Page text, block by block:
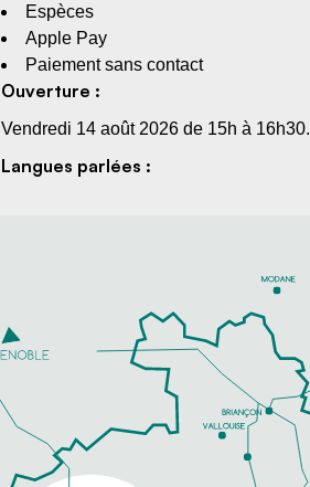
Espèces
Apple Pay
Paiement sans contact
Ouverture :
Vendredi 14 août 2026 de 15h à 16h30.
Langues parlées :